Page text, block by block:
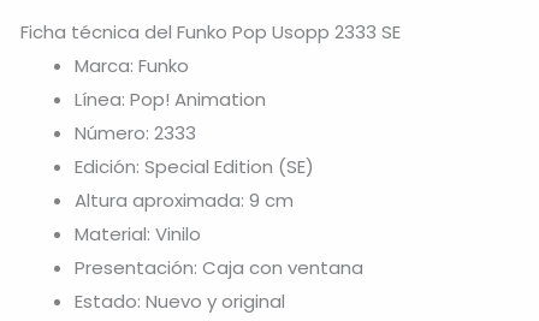
Ficha técnica del Funko Pop Usopp 2333 SE
Marca: Funko
Línea: Pop! Animation
Número: 2333
Edición: Special Edition (SE)
Altura aproximada: 9 cm
Material: Vinilo
Presentación: Caja con ventana
Estado: Nuevo y original